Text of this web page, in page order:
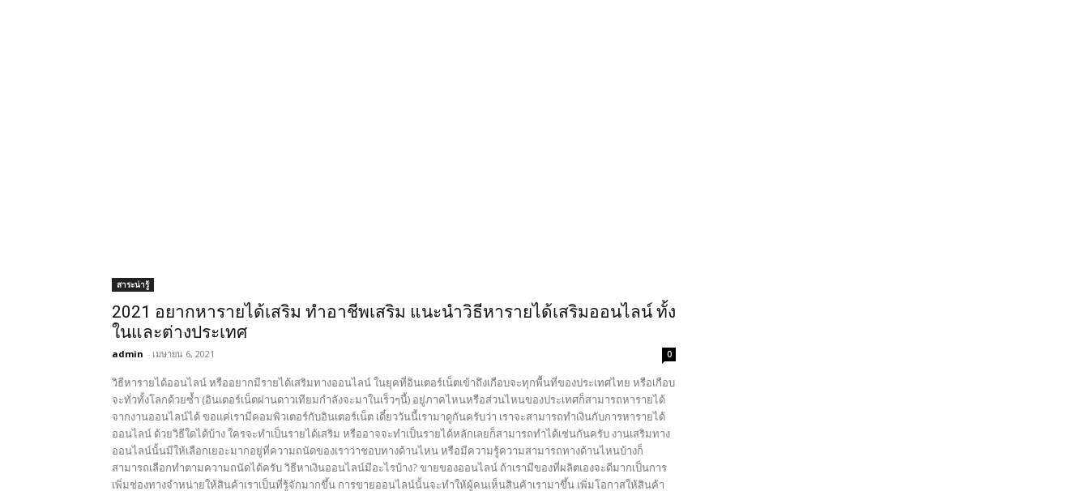
สาระน่ารู้
2021 อยากหารายได้เสริม ทำอาชีพเสริม แนะนำวิธีหารายได้เสริมออนไลน์ ทั้ง
ในและต่างประเทศ
admin - เมษายน 6, 2021 0
วิธีหารายได้ออนไลน์ หรืออยากมีรายได้เสริมทางออนไลน์ ในยุคที่อินเตอร์เน็ตเข้าถึงเกือบจะทุกพื้นที่ของประเทศไทย หรือเกือบ
จะทั่วทั้งโลกด้วยซ้ำ (อินเตอร์เน็ตผ่านดาวเทียมกำลังจะมาในเร็วๆนี้) อยู่ภาคไหนหรือส่วนไหนของประเทศก็สามารถหารายได้
จากงานออนไลน์ได้ ขอแค่เรามีคอมพิวเตอร์กับอินเตอร์เน็ต เดี๋ยววันนี้เรามาดูกันครับว่า เราจะสามารถทำเงินกับการหารายได้
ออนไลน์ ด้วยวิธีใดได้บ้าง ใครจะทำเป็นรายได้เสริม หรืออาจจะทำเป็นรายได้หลักเลยก็สามารถทำได้เช่นกันครับ งานเสริมทาง
ออนไลน์นั้นมีให้เลือกเยอะมากอยู่ที่ความถนัดของเราว่าชอบทางด้านไหน หรือมีความรู้ความสามารถทางด้านไหนบ้างก็
สามารถเลือกทำตามความถนัดได้ครับ วิธีหาเงินออนไลน์มีอะไรบ้าง? ขายของออนไลน์ ถ้าเรามีของที่ผลิตเองจะดีมากเป็นการ
เพิ่มช่องทางจำหน่ายให้สินค้าเราเป็นที่รู้จักมากขึ้น การขายออนไลน์นั้นจะทำให้ผู้คนเห็นสินค้าเรามาขึ้น เพิ่มโอกาสให้สินค้า